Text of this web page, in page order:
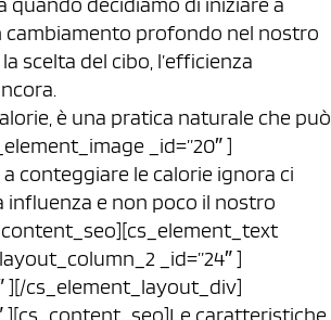
profondo nel nostro
scelta del cibo, l’efficienza
è una pratica naturale che può
_id=”20″ ]
conteggiare le calorie ignora ci
influenza e non poco il nostro
_id=”24″ ]
][/cs_element_layout_div]
][cs_content_seo]Le caratteristiche